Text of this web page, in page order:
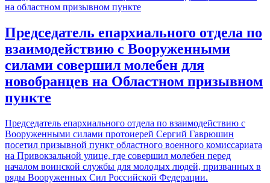
Председатель епархиального отдела по
взаимодействию с Вооруженными
силами совершил молебен для
новобранцев на Областном призывном
пункте
Председатель епархиального отдела по взаимодействию с
Вооруженными силами протоиерей Сергий Гаврюшин
посетил призывной пункт областного военного комиссариата
на Привокзальной улице, где совершил молебен перед
началом воинской службы для молодых людей, призванных в
ряды Вооруженных Сил Российской Федерации.